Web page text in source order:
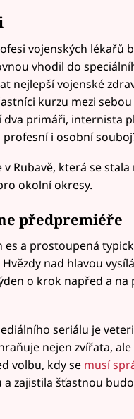
vojenských lékařů
vhodil do
nejlepší vojenské
kurzu mezi
primáři, internista
i osobní
Rubavě, která se
okolní okresy.
předpremiéře
a prostoupená
nad hlavou
o krok napřed a
seriálu je
nejen zvířata,
volbu, kdy se musí
a zajistila šťastnou